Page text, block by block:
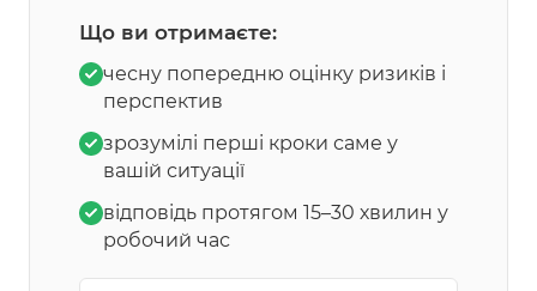
Що ви отримаєте:
чесну попередню оцінку ризиків і
перспектив
зрозумілі перші кроки саме у
вашій ситуації
відповідь протягом 15–30 хвилин у
робочий час